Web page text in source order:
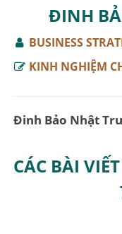
ĐINH
BUSINESS
KINH NGHIỆM
Đinh Bảo Nhật
CÁC BÀI